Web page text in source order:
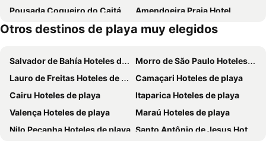
Pousada Coqueiro do Caitá
Amendoeira Praia Hotel
Pousada Rosa do Mar
Pousada Bahia Brasil
Pousada Xerife
Pousada Chez Max
Pousada Bahia Inn
Hotel Onda Azul
Vila Dos Orixás Boutique Hotel
Aroeira Eco Pousada
Hotel do Pescador
Hotel Karapitangui
Pousada Porto dos Milagres
Pousada Primeira Praia
Otros destinos de playa muy elegidos
Salvador de Bahía Hoteles de playa
Morro de São Paulo Hoteles de playa
Lauro de Freitas Hoteles de playa
Camaçari Hoteles de playa
Cairu Hoteles de playa
Itaparica Hoteles de playa
Valença Hoteles de playa
Maraú Hoteles de playa
Nilo Peçanha Hoteles de playa Santo Antônio de Jesus Hoteles de playa